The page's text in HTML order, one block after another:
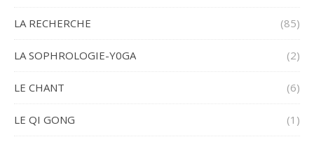
LA RECHERCHE (85)
LA SOPHROLOGIE-Y0GA (2)
LE CHANT (6)
LE QI GONG (1)